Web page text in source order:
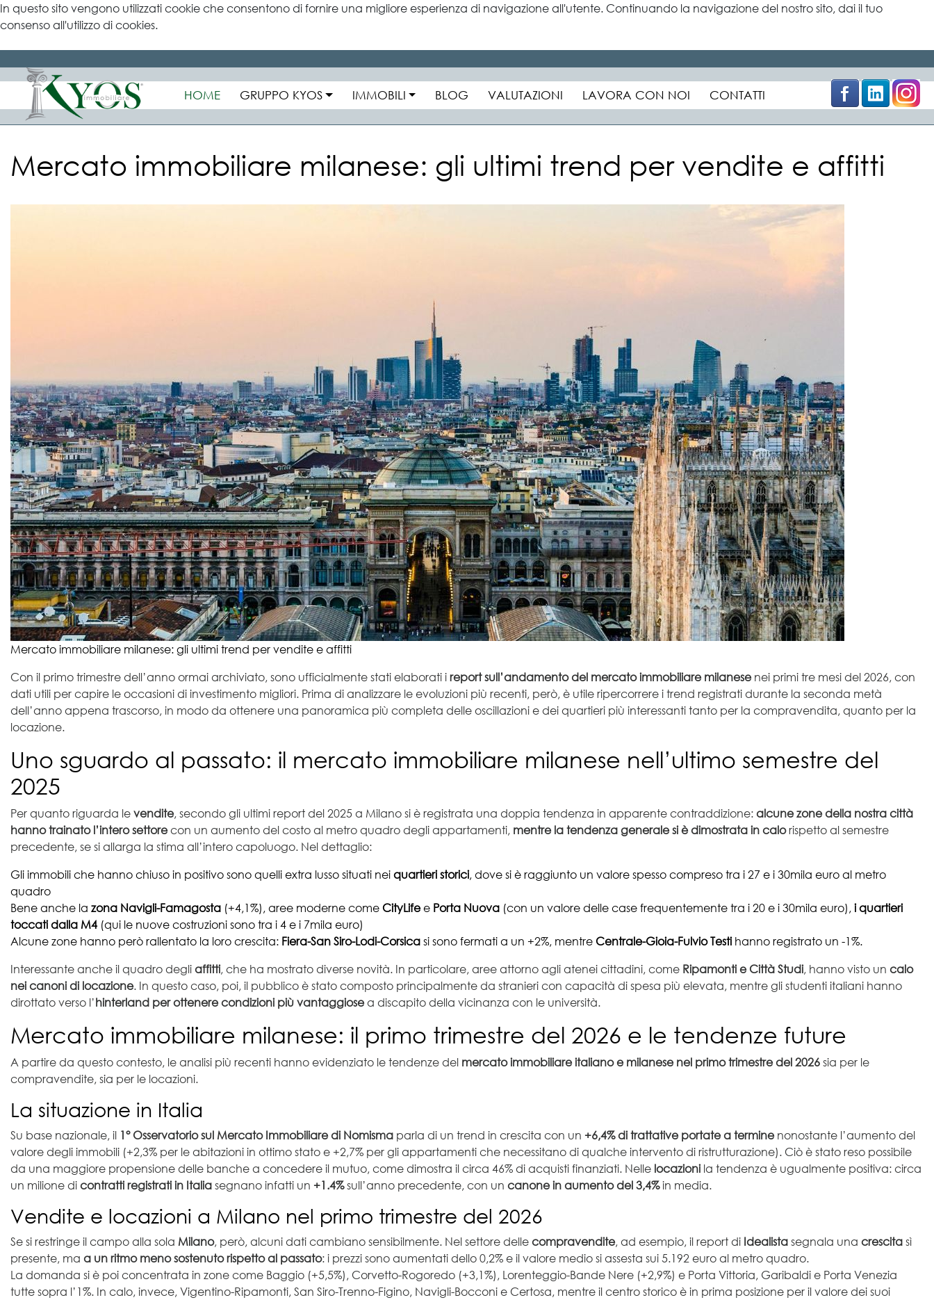
In questo sito vengono utilizzati cookie che consentono di fornire una migliore esperienza di navigazione all'utente. Continuando la navigazione del nostro sito, dai il tuo
consenso all'utilizzo di cookies.
HOME GRUPPO KYOS IMMOBILI BLOG VALUTAZIONI LAVORA CON NOI CONTATTI
Mercato immobiliare milanese: gli ultimi trend per vendite e affitti
Mercato immobiliare milanese: gli ultimi trend per vendite e affitti
Con il primo trimestre dell’anno ormai archiviato, sono ufficialmente stati elaborati i report sull’andamento del mercato immobiliare milanesenei primi tre mesi del 2026, con
dati utili per capire le occasioni di investimento migliori. Prima di analizzare le evoluzioni più recenti, però, è utile ripercorrere i trend registrati durante la seconda metà
dell’anno appena trascorso, in modo da ottenere una panoramica più completa delle oscillazioni e dei quartieri più interessanti tanto per la compravendita, quanto per la
locazione.
Uno sguardo al passato: il mercato immobiliare milanese nell’ultimo semestre del
2025
Per quanto riguarda le vendite, secondo gli ultimi report del 2025 a Milano si è registrata una doppia tendenza in apparente contraddizione: alcune zone della nostra città
hanno trainato l’intero settorecon un aumento del costo al metro quadro degli appartamenti, mentre la tendenza generale si è dimostrata in calorispetto al semestre
precedente, se si allarga la stima all’intero capoluogo. Nel dettaglio:
Gli immobili che hanno chiuso in positivo sono quelli extra lusso situati nei quartieri storici, dove si è raggiunto un valore spesso compreso tra i 27 e i 30mila euro al metro
quadro
Bene anche la zona Navigli-Famagosta (+4,1%), aree moderne come CityLifee Porta Nuova (con un valore delle case frequentemente tra i 20 e i 30mila euro), i quartieri
toccati dalla M4(qui le nuove costruzioni sono tra i 4 e i 7mila euro)
Alcune zone hanno però rallentato la loro crescita: Fiera-San Siro-Lodi-Corsica si sono fermati a un +2%, mentre Centrale-Gioia-Fulvio Testihanno registrato un -1%.
Interessante anche il quadro degli affitti, che ha mostrato diverse novità. In particolare, aree attorno agli atenei cittadini, come Ripamonti e Città Studi, hanno visto un calo
nei canoni di locazione. In questo caso, poi, il pubblico è stato composto principalmente da stranieri con capacità di spesa più elevata, mentre gli studenti italiani hanno
dirottato verso l’hinterland per ottenere condizioni più vantaggiosea discapito della vicinanza con le università.
Mercato immobiliare milanese: il primo trimestre del 2026 e le tendenze future
A partire da questo contesto, le analisi più recenti hanno evidenziato le tendenze del mercato immobiliare italiano e milanese nel primo trimestre del 2026 sia per le
compravendite, sia per le locazioni.
La situazione in Italia
Su base nazionale, il 1° Osservatorio sul Mercato Immobiliare di Nomisma parla di un trend in crescita con un +6,4% di trattative portate a terminenonostante l’aumento del
valore degli immobili (+2,3% per le abitazioni in ottimo stato e +2,7% per gli appartamenti che necessitano di qualche intervento di ristrutturazione). Ciò è stato reso possibile
da una maggiore propensione delle banche a concedere il mutuo, come dimostra il circa 46% di acquisti finanziati. Nelle locazionila tendenza è ugualmente positiva: circa
un milione di contratti registrati in Italia segnano infatti un +1.4%sull’anno precedente, con un canone in aumento del 3,4%in media.
Vendite e locazioni a Milano nel primo trimestre del 2026
Se si restringe il campo alla sola Milano, però, alcuni dati cambiano sensibilmente. Nel settore delle compravendite, ad esempio, il report di Idealista segnala una crescita sì
presente, ma a un ritmo meno sostenuto rispetto al passato: i prezzi sono aumentati dello 0,2% e il valore medio si assesta sui 5.192 euro al metro quadro.
La domanda si è poi concentrata in zone come Baggio (+5,5%), Corvetto-Rogoredo (+3,1%), Lorenteggio-Bande Nere (+2,9%) e Porta Vittoria, Garibaldi e Porta Venezia
tutte sopra l’1%. In calo, invece, Vigentino-Ripamonti, San Siro-Trenno-Figino, Navigli-Bocconi e Certosa, mentre il centro storico è in prima posizione per il valore dei suoi